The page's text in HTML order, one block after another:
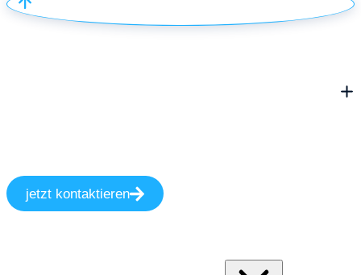
jetzt kontaktieren